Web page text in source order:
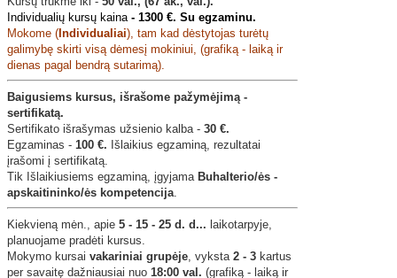
Individualių kursų kaina - 1300 €. Su egzaminu.
Mokome (Individualiai), tam kad dėstytojas turėtų
galimybę skirti visą dėmesį mokiniui, (grafiką - laiką ir
dienas pagal bendrą sutarimą).
Baigusiems kursus, išrašome pažymėjimą -
sertifikatą.
Sertifikato išrašymas užsienio kalba - 30 €.
Egzaminas - 100 €. Išlaikius egzaminą, rezultatai
įrašomi į sertifikatą.
Tik Išlaikiusiems egzaminą, įgyjama Buhalterio/ės -
apskaitininko/ės kompetencija
Kiekvieną mėn., apie 5 - 15 - 25 d. d... laikotarpyje,
planuojame pradėti kursus.
Mokymo kursai vakariniai grupėje , vyksta 2 - 3 kartus
per savaitę dažniausiai nuo 18:00 val. (grafiką - laiką ir